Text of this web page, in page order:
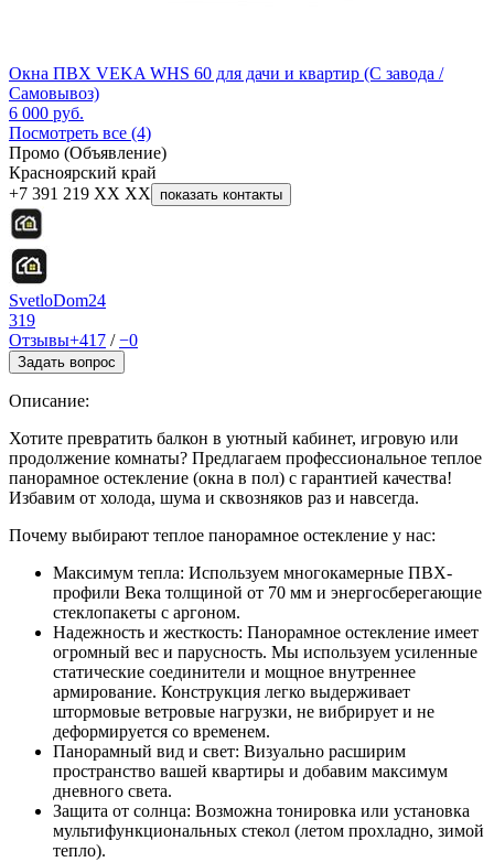
Окна ПВХ VEKA WHS 60 для дачи и квартир (С завода /
Самовывоз)
6 000 руб.
Посмотреть все (4)
Промо (Объявление)
Красноярский край
+7 391 219 XX XX
показать контакты
SvetloDom24
319
Отзывы+417 /−0
Задать вопрос
Описание:
Хотите превратить балкон в уютный кабинет, игровую или
продолжение комнаты? Предлагаем профессиональное теплое
панорамное остекление (окна в пол) с гарантией качества!
Избавим от холода, шума и сквозняков раз и навсегда.
Почему выбирают теплое панорамное остекление у нас:
Максимум тепла: Используем многокамерные ПВХ-
профили Века толщиной от 70 мм и энергосберегающие
стеклопакеты с аргоном.
Надежность и жесткость: Панорамное остекление имеет
огромный вес и парусность. Мы используем усиленные
статические соединители и мощное внутреннее
армирование. Конструкция легко выдерживает
штормовые ветровые нагрузки, не вибрирует и не
деформируется со временем.
Панорамный вид и свет: Визуально расширим
пространство вашей квартиры и добавим максимум
дневного света.
Защита от солнца: Возможна тонировка или установка
мультифункциональных стекол (летом прохладно, зимой
тепло).